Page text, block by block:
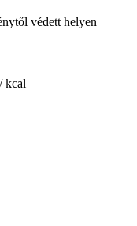
védett helyen
kcal